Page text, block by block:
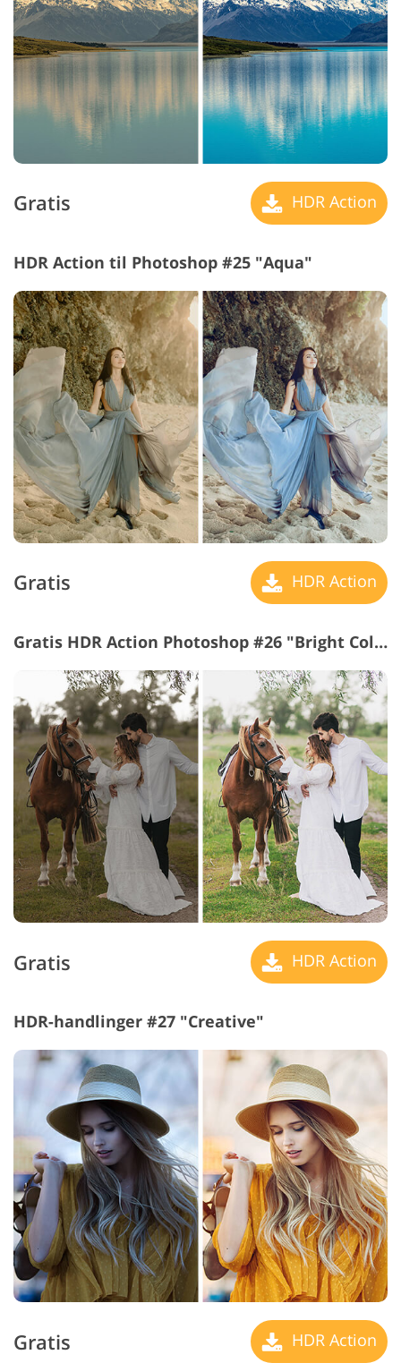
Gratis HDR Action
HDR Action til Photoshop #25 "Aqua"
Gratis HDR Action
Gratis HDR Action Photoshop #26 "Bright Colors"
Gratis HDR Action
HDR-handlinger #27 "Creative"
Gratis HDR Action